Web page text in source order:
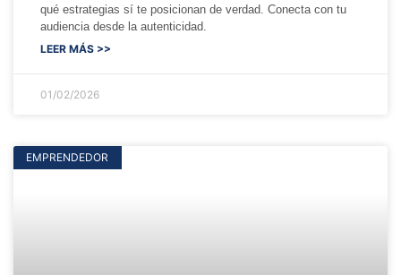
qué estrategias sí te posicionan de verdad. Conecta con tu
audiencia desde la autenticidad.
LEER MÁS >>
01/02/2026
EMPRENDEDOR